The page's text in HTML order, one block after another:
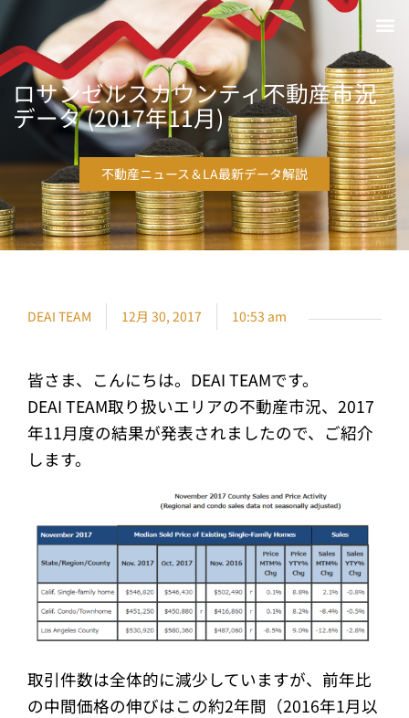
ロサンゼルスカウンティ不動産市況
データ (2017年11月)
不動産ニュース＆LA最新データ解説
DEAI TEAM 12月 30, 2017 10:53 am
皆さま、こんにちは。DEAI TEAMです。
DEAI TEAM取り扱いエリアの不動産市況、2017
年11月度の結果が発表されましたので、ご紹介
します。
取引件数は全体的に減少していますが、前年比
の中間価格の伸びはこの約2年間（2016年1月以